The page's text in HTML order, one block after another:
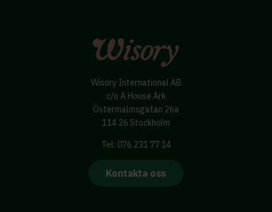
Wisory International AB
c/o A House Ark
Östermalmsgatan 26a
114 26 Stockholm
Tel: 076 231 77 14
Kontakta oss